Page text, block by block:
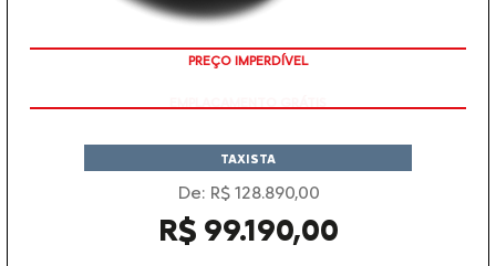
TAXISTA
De: R$ 128.890,00
R$ 99.190,00